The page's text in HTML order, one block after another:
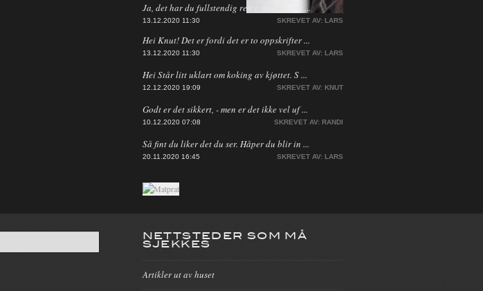
Ja, det har du fullstendig rett i, men jeg ha ...
13.12.2020 11:30 SKREVET AV: LARS
Hei Knut! Det er fordi det er to oppskrifter ...
13.12.2020 11:30 SKREVET AV: LARS
Hei Står litt uklart om koking av kjøttet. S ...
12.12.2020 19:09 SKREVET AV: KNUT
Godt er det sikkert, - men er det ikke vel uf ...
10.12.2020 07:08 SKREVET AV: RANDI
Så fint du liker det du ser. Håper du blir in ...
20.11.2020 16:45 SKREVET AV: LARS
NETTSTEDER SOM MÅ
SJEKKES
Artikler ut av huset